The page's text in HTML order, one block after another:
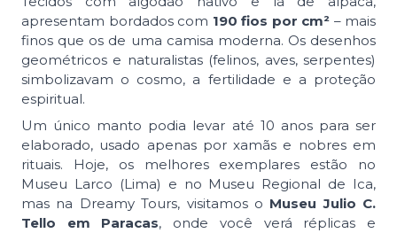
apresentam bordados com 190 fios por cm² – mais
finos que os de uma camisa moderna. Os desenhos
geométricos e naturalistas (felinos, aves, serpentes)
simbolizavam o cosmo, a fertilidade e a proteção
espiritual.
Um único manto podia levar até 10 anos para ser
elaborado, usado apenas por xamãs e nobres em
rituais. Hoje, os melhores exemplares estão no
Museu Larco (Lima) e no Museu Regional de Ica,
mas na Dreamy Tours, visitamos o Museu Julio C.
Tello em Paracas, onde você verá réplicas e